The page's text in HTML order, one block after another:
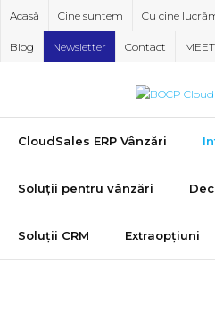
Skip
content
Acasă Cine suntem Cu cine
Blog Newsletter Contact
CloudSales ERP Vânzări
Soluții pentru vânzări
Soluții CRM Extraopțiuni